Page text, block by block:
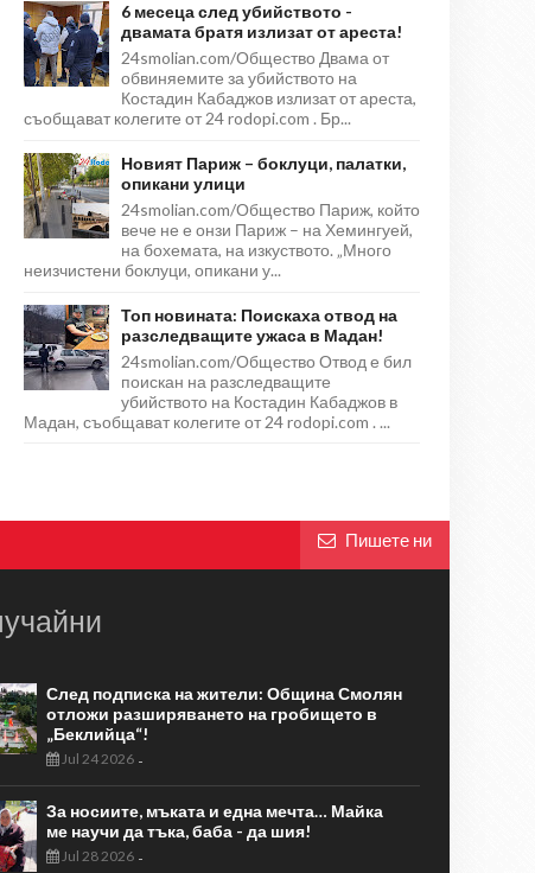
6 месеца след убийството -
двамата братя излизат от ареста!
24smolian.com/Общество Двама от
обвиняемите за убийството на
Костадин Кабаджов излизат от ареста,
съобщават колегите от 24 rodopi.com . Бр...
Новият Париж – боклуци, палатки,
опикани улици
24smolian.com/Общество Париж, който
вече не е онзи Париж – на Хемингуей,
на бохемата, на изкуството. „Много
неизчистени боклуци, опикани у...
Топ новината: Поискаха отвод на
разследващите ужаса в Мадан!
24smolian.com/Общество Отвод е бил
поискан на разследващите
убийството на Костадин Кабаджов в
Мадан, съобщават колегите от 24 rodopi.com . ...
Пишете ни
След подписка на жители: Община Смолян
отложи разширяването на гробището в
„Беклийца“!
Jul 24 2026-
За носиите, мъката и една мечта… Майка
ме научи да тъка, баба - да шия!
Jul 28 2026-